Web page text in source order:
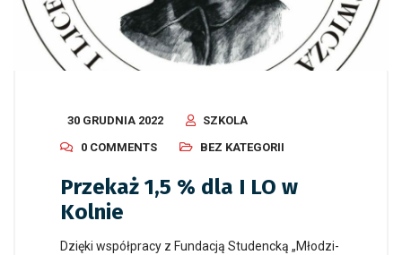
30 GRUDNIA 2022
SZKOLA
0 COMMENTS
BEZ KATEGORII
Przekaż 1,5 % dla I LO w
Kolnie
Dzięki współpracy z Fundacją Studencką „Młodzi-